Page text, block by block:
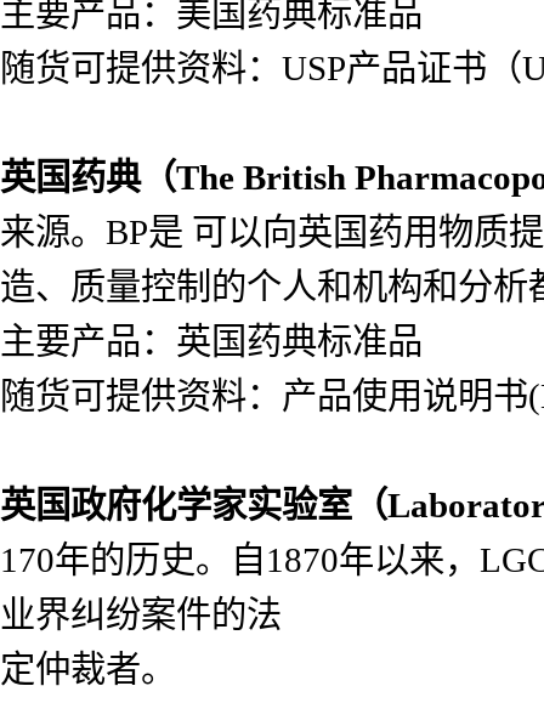
主要产品：美国药典标准品
随货可提供资料：USP产品证书（
英国药典（The British
来源。BP是 可以向英国药用物质
造、质量控制的个人和机构和分析
主要产品：英国药典标准品
随货可提供资料：产品使用说明书
英国政府化学家实验室（
170年的历史。自1870年以来，
业界纠纷案件的法
定仲裁者。